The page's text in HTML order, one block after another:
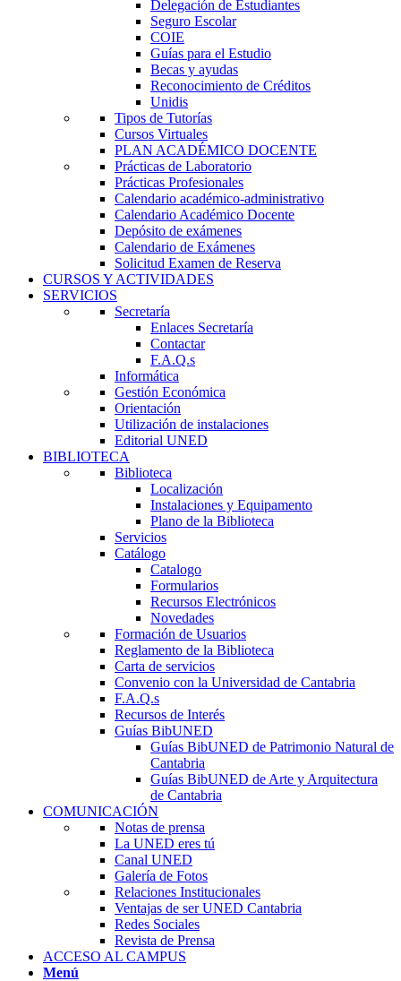
Delegación de Estudiantes
Seguro Escolar
COIE
Guías para el Estudio
Becas y ayudas
Reconocimiento de Créditos
Unidis
Tipos de Tutorías
Cursos Virtuales
PLAN ACADÉMICO DOCENTE
Prácticas de Laboratorio
Prácticas Profesionales
Calendario académico-administrativo
Calendario Académico Docente
Depósito de exámenes
Calendario de Exámenes
Solicitud Examen de Reserva
CURSOS Y ACTIVIDADES
SERVICIOS
Secretaría
Enlaces Secretaría
Contactar
F.A.Q.s
Informática
Gestión Económica
Orientación
Utilización de instalaciones
Editorial UNED
BIBLIOTECA
Biblioteca
Localización
Instalaciones y Equipamento
Plano de la Biblioteca
Servicios
Catálogo
Catalogo
Formularios
Recursos Electrónicos
Novedades
Formación de Usuarios
Reglamento de la Biblioteca
Carta de servicios
Convenio con la Universidad de Cantabria
F.A.Q.s
Recursos de Interés
Guías BibUNED
Guías BibUNED de Patrimonio Natural de
Cantabria
Guías BibUNED de Arte y Arquitectura
de Cantabria
COMUNICACIÓN
Notas de prensa
La UNED eres tú
Canal UNED
Galería de Fotos
Relaciones Institucionales
Ventajas de ser UNED Cantabria
Redes Sociales
Revista de Prensa
ACCESO AL CAMPUS
Menú